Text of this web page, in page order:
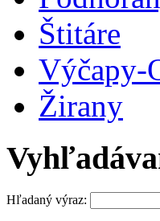
Štitáre
Výčapy-
Žirany
Hľadaný výraz: